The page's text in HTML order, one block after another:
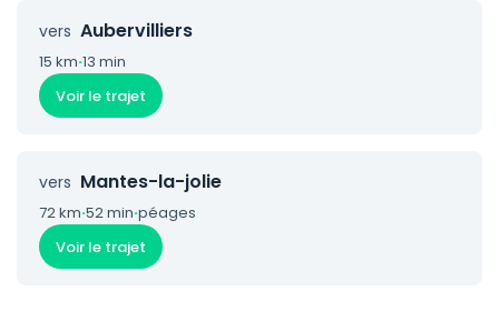
vers Aubervilliers
15 km·13 min
Voir le trajet
vers Mantes-la-jolie
72 km·52 min·péages
Voir le trajet